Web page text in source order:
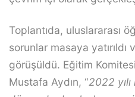
Toplantıda, uluslararası
sorunlar masaya yatırıldı
görüşüldü. Eğitim
Mustafa Aydın, “2022